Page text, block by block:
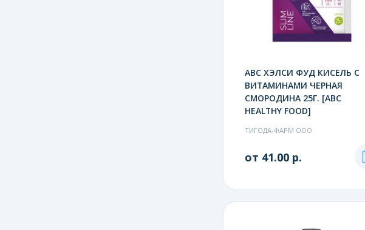
АВС ХЭЛСИ ФУД КИСЕЛЬ С
ВИТАМИНАМИ ЧЕРНАЯ
СМОРОДИНА 25Г. [ABC
HEALTHY FOOD]
ТИГОДА-ФАРМ ООО
от 41.00 р.